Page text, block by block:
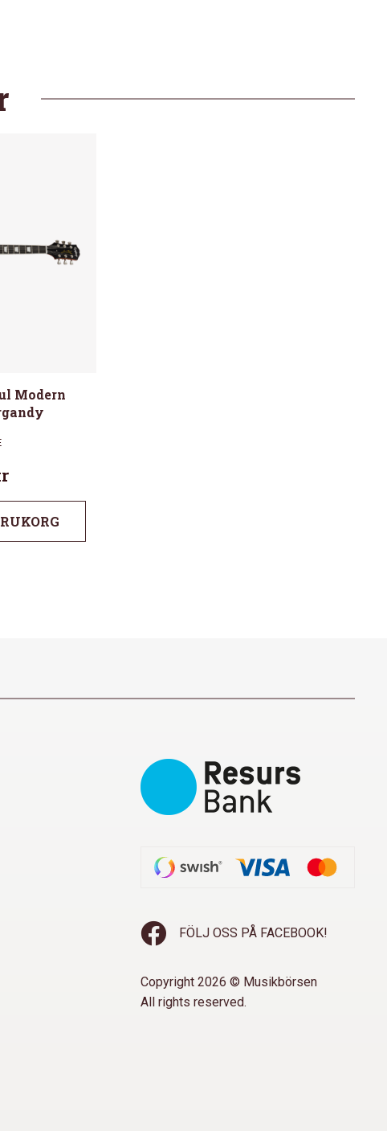
Modern
FÖLJ OSS PÅ FACEBOOK!
Copyright 2026 © Musikbörsen
All rights reserved.